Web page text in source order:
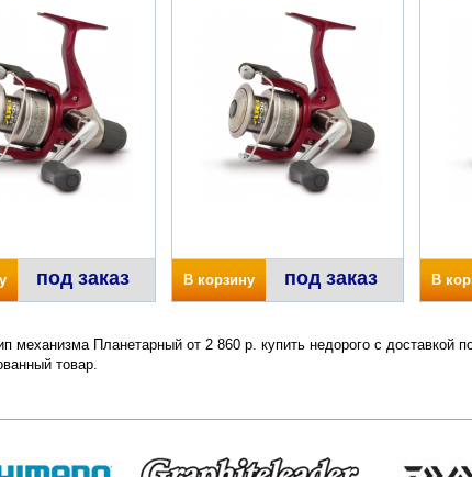
под заказ В корзину под заказ В
механизма Планетарный от 2 860 р. купить недорого с доставкой
товар.